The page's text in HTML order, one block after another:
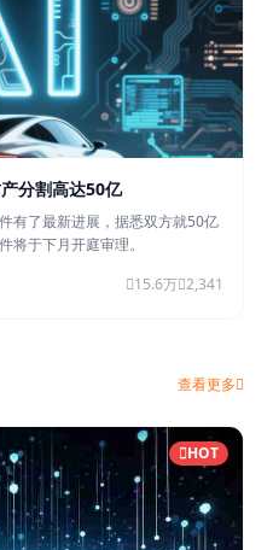
分割高达50亿
有了最新进展，据悉双方就50亿
将于下月开庭审理。
15.6万 2,341
查看更多
HOT